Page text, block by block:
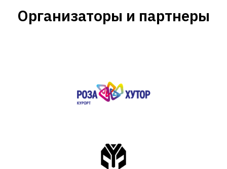
Организаторы и партнеры